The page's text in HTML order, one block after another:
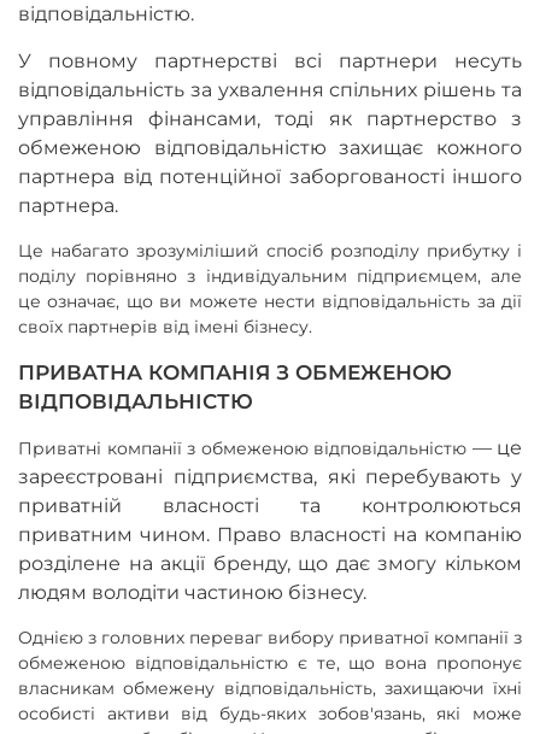
відповідальністю.
У повному партнерстві всі партнери несуть
відповідальність за ухвалення спільних рішень та
управління фінансами, тоді як партнерство з
обмеженою відповідальністю захищає кожного
партнера від потенційної заборгованості іншого
партнера.
Це набагато зрозуміліший спосіб розподілу прибутку і
поділу порівняно з індивідуальним підприємцем, але
це означає, що ви можете нести відповідальність за дії
своїх партнерів від імені бізнесу.
ПРИВАТНА КОМПАНІЯ З ОБМЕЖЕНОЮ
ВІДПОВІДАЛЬНІСТЮ
Приватні компанії з обмеженою відповідальністю —це
зареєстровані підприємства, які перебувають у
приватній власності та контролюються
приватним чином. Право власності на компанію
розділене на акції бренду, що дає змогу кільком
людям володіти частиною бізнесу.
Однією з головних переваг вибору приватної компанії з
обмеженою відповідальністю є те, що вона пропонує
власникам обмежену відповідальність, захищаючи їхні
особисті активи від будь-яких зобов'язань, які може